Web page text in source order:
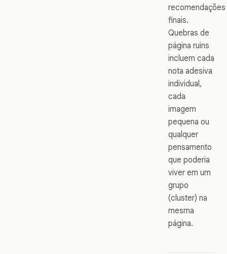
recomendações
finais.
Quebras de
página ruins
incluem cada
nota adesiva
individual,
cada
imagem
pequena ou
qualquer
pensamento
que poderia
viver em um
grupo
(cluster) na
mesma
página.